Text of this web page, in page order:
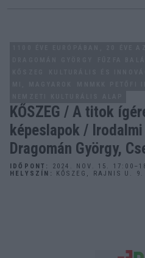
KŐSZEG / A titok
képeslapok /
Dragomán György,
IDŐPONT: 2024. NOV. 15.
HELYSZÍN: KŐSZEG, RAJNIS U. 9.